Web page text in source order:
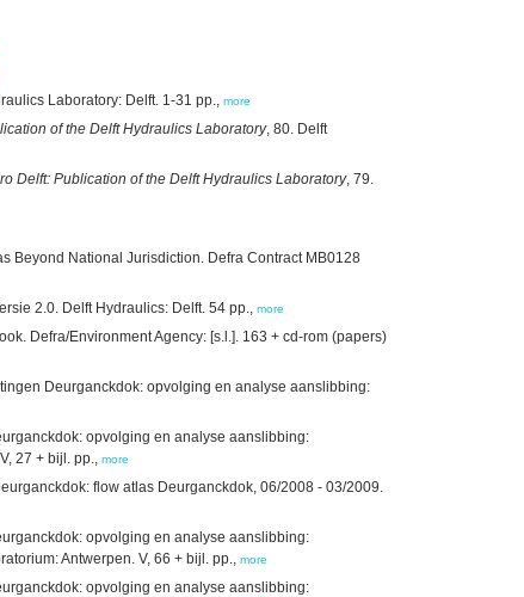
Laboratory: Delft. 1-31 pp., more
of the Delft Hydraulics Laboratory, 80. Delft
Delft: Publication of the Delft Hydraulics Laboratory, 79.
Beyond National Jurisdiction. Defra Contract MB0128
2.0. Delft Hydraulics: Delft. 54 pp., more
Defra/Environment Agency: [s.l.]. 163 + cd-rom (papers)
Deurganckdok: opvolging en analyse aanslibbing:
opvolging en analyse aanslibbing:
27 + bijl. pp., more
flow atlas Deurganckdok, 06/2008 - 03/2009.
opvolging en analyse aanslibbing:
Antwerpen. V, 66 + bijl. pp., more
opvolging en analyse aanslibbing: